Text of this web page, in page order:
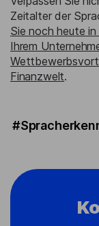
Zeitalter der
Sie noch heute
Ihrem
Finanzwelt.